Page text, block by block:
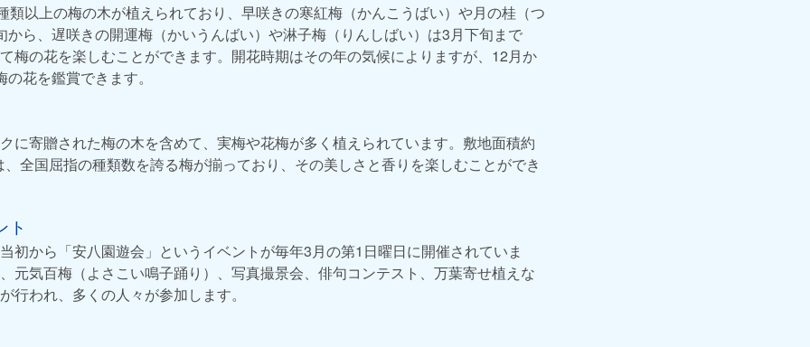
類以上の梅の木が植えられており、早咲きの寒紅梅（かんこうばい）や月の桂（つ
から、遅咲きの開運梅（かいうんばい）や淋子梅（りんしばい）は3月下旬まで
梅の花を楽しむことができます。開花時期はその年の気候によりますが、12月か
花を鑑賞できます。
に寄贈された梅の木を含めて、実梅や花梅が多く植えられています。敷地面積約
全国屈指の種類数を誇る梅が揃っており、その美しさと香りを楽しむことができ
ト
初から「安八園遊会」というイベントが毎年3月の第1日曜日に開催されていま
元気百梅（よさこい鳴子踊り）、写真撮景会、俳句コンテスト、万葉寄せ植えな
行われ、多くの人々が参加します。